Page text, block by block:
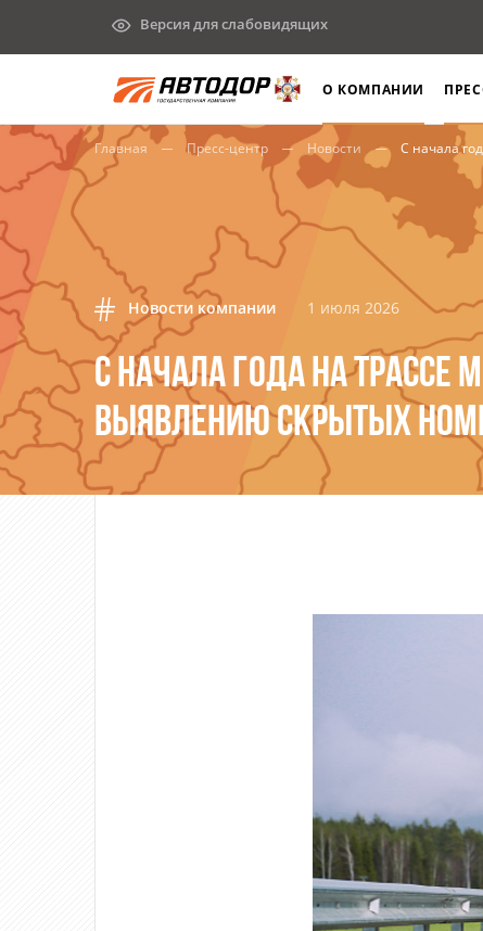
Версия для слабовидящих
О КОМПАНИИ
Главная Пресс-центр Новости С начала года на
Новости компании 1 июля 2026
С НАЧАЛА ГОДА НА ТРАССЕ
ВЫЯВЛЕНИЮ СКРЫТЫХ